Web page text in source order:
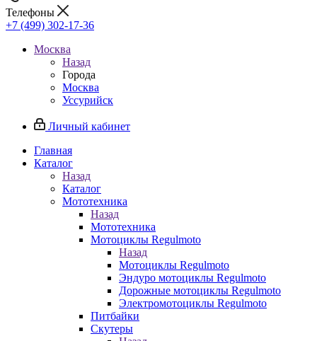
Телефоны
+7 (499) 302-17-36
Москва
Назад
Города
Москва
Уссурийск
Личный кабинет
Главная
Каталог
Назад
Каталог
Мототехника
Назад
Мототехника
Мотоциклы Regulmoto
Назад
Мотоциклы Regulmoto
Эндуро мотоциклы Regulmoto
Дорожные мотоциклы Regulmoto
Электромотоциклы Regulmoto
Питбайки
Скутеры